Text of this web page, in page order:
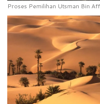
Proses Pemilihan Utsman Bin